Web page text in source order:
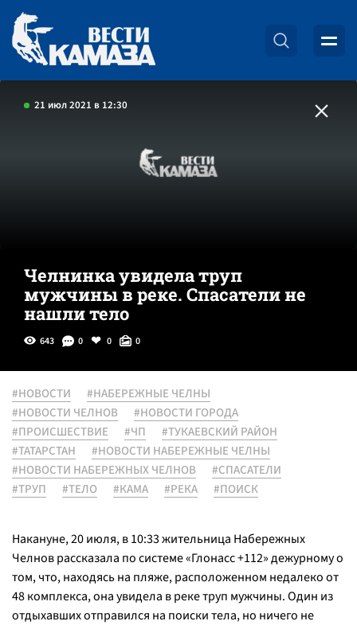
21 июл 2021 в 12:30
Челнинка увидела труп
мужчины в реке. Спасатели не
нашли тело
643 0 0 0
#НОВОСТИ
#НАБЕРЕЖНЫЕ ЧЕЛНЫ
#НОВОСТИ ЧЕЛНОВ
#НОВОСТИ ГОРОДА
#ПРОИСШЕСТВИЕ
#ЧП
#ТУКАЕВСКИЙ РАЙОН
#ТАТАРСТАН
#НОВОСТИ НАБЕРЕЖНЫЕ ЧЕЛНЫ
#НОВОСТИ НАБЕРЕЖНЫХ ЧЕЛНОВ
#СПАСАТЕЛИ
#ТРУП
#ТЕЛО #КАМА #РЕКА #ПОИСК
Накануне, 20 июля, в 10:33 жительница Набережных
Челнов рассказала по системе «Глонасс +112» дежурному о
том, что, находясь на пляже, расположенном недалеко от
48 комплекса, она увидела в реке труп мужчины. Один из
отдыхавших отправился на поиски тела, но ничего не